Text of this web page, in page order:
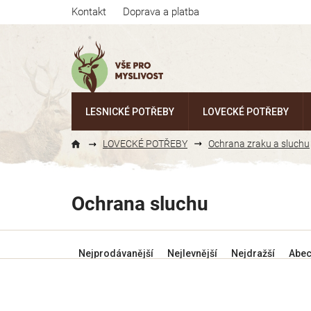
Kontakt Doprava a platba
LESNICKÉ POTŘEBY LOVECKÉ POTŘEBY
LOVECKÉ POTŘEBY Ochrana zraku a sluchu
Ochrana sluchu
aNejprodávanější Nejlevnější Nejdražší